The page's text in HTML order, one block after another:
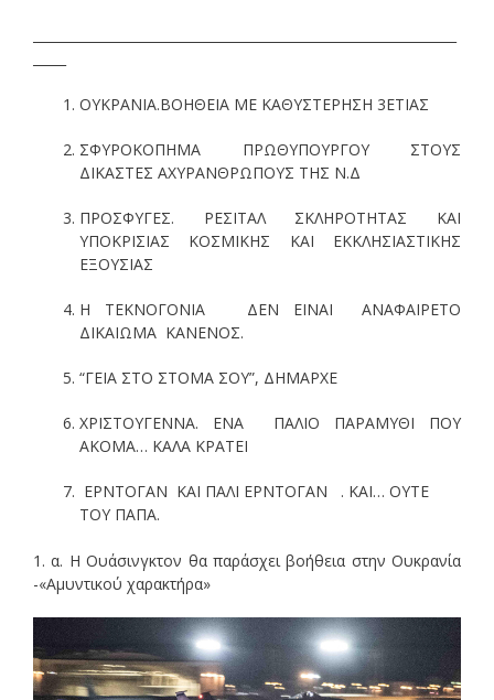
ΟΥΚΡΑΝΙΑ.ΒΟΗΘΕΙΑ ΜΕ ΚΑΘΥΣΤΕΡΗΣΗ 3ΕΤΙΑΣ
ΣΦΥΡΟΚΟΠΗΜΑ ΠΡΩΘΥΠΟΥΡΓΟΥ ΣΤΟΥΣ
ΔΙΚΑΣΤΕΣ ΑΧΥΡΑΝΘΡΩΠΟΥΣ ΤΗΣ Ν.Δ
ΠΡΟΣΦΥΓΕΣ. ΡΕΣΙΤΑΛ ΣΚΛΗΡΟΤΗΤΑΣ ΚΑΙ
ΥΠΟΚΡΙΣΙΑΣ ΚΟΣΜΙΚΗΣ ΚΑΙ ΕΚΚΛΗΣΙΑΣΤΙΚΗΣ
ΕΞΟΥΣΙΑΣ
Η ΤΕΚΝΟΓΟΝΙΑ ΔΕΝ ΕΙΝΑΙ ΑΝΑΦΑΙΡΕΤΟ
ΔΙΚΑΙΩΜΑ ΚΑΝΕΝΟΣ.
“ΓΕΙΑ ΣΤΟ ΣΤΟΜΑ ΣΟΥ”, ΔΗΜΑΡΧΕ
ΧΡΙΣΤΟΥΓΕΝΝΑ. ΕΝΑ ΠΑΛΙΟ ΠΑΡΑΜΥΘΙ ΠΟΥ
ΑΚΟΜΑ… ΚΑΛΑ ΚΡΑΤΕΙ
ΕΡΝΤΟΓΑΝ ΚΑΙ ΠΑΛΙ ΕΡΝΤΟΓΑΝ . ΚΑΙ… ΟΥΤΕ
ΤΟΥ ΠΑΠΑ.
1. α. Η Ουάσινγκτον θα παράσχει βοήθεια στην Ουκρανία
-«Αμυντικού χαρακτήρα»